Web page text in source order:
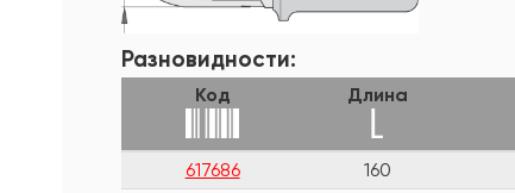
Разновидности:
Код Длина
617686 160